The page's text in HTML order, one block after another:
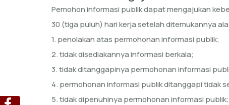
Pemohon informasi publik dapat mengajukan
30 (tiga puluh) hari kerja setelah ditemukannya
1. penolakan atas permohonan informasi publik;
2. tidak disediakannya informasi berkala;
3. tidak ditanggapinya permohonan informasi
4. permohonan informasi publik ditanggapi tidak
5. tidak dipenuhinya permohonan informasi publik;